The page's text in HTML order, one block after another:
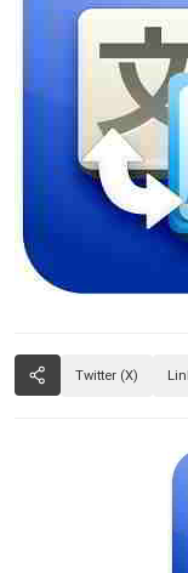
Twitter (X)